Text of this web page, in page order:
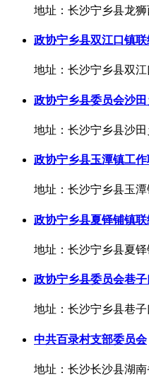
地址：长沙宁乡县龙狮
政协宁乡县双江口镇
地址：长沙宁乡县双
政协宁乡县委员会沙
地址：长沙宁乡县沙田
政协宁乡县玉潭镇工
地址：长沙宁乡县玉
政协宁乡县夏铎铺镇
地址：长沙宁乡县夏
政协宁乡县委员会巷
地址：长沙宁乡县巷
中共百录村支部委员会
地址：长沙长沙县湖南